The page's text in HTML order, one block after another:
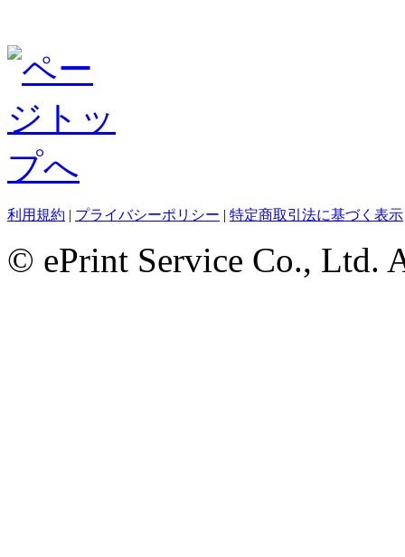
利用規約 | プライバシーポリシー | 特定商取引法に基づく表示
© ePrint Service Co., Ltd.